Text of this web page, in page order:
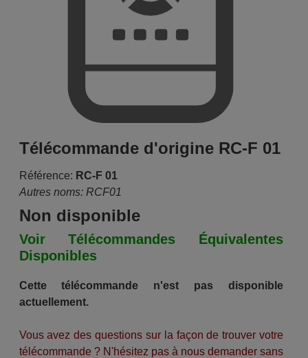
Télécommande d'origine RC-F 01
Référence: RC-F 01
Autres noms: RCF01
Non disponible
Voir Télécommandes Équivalentes
Disponibles
Cette télécommande n'est pas disponible
actuellement.
Vous avez des questions sur la façon de trouver votre
télécommande ? N'hésitez pas à nous demander sans